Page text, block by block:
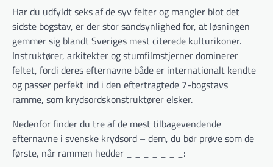
Har du udfyldt seks af de syv felter og mangler blot det
sidste bogstav, er der stor sandsynlighed for, at løsningen
gemmer sig blandt Sveriges mest citerede kulturikoner.
Instruktører, arkitekter og stumfilmstjerner dominerer
feltet, fordi deres efternavne både er internationalt kendte
og passer perfekt ind i den eftertragtede 7-bogstavs
ramme, som krydsordskonstruktører elsker.
Nedenfor finder du tre af de mest tilbagevendende
efternavne i svenske krydsord – dem, du bør prøve som de
første, når rammen hedder
: